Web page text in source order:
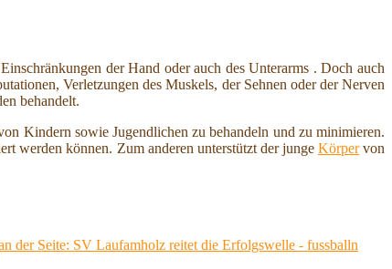
der Hand oder auch des Unterarms . Doch auch
Verletzungen des Muskels, der Sehnen oder der Nerven
behandelt.
Kindern sowie Jugendlichen zu behandeln und zu minimieren.
werden können. Zum anderen unterstützt der junge Körpervon
der Seite: SV Laufamholz reitet die Erfolgswelle - fussballn